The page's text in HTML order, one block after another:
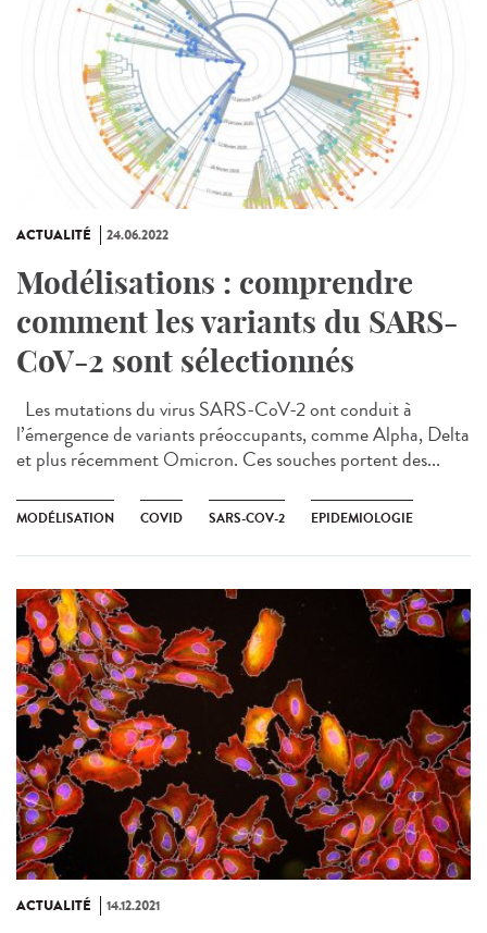
ACTUALITÉ 24.06.2022
Modélisations : comprendre
comment les variants du SARS-
CoV-2 sont sélectionnés
Les mutations du virus SARS-CoV-2 ont conduit à
l’émergence de variants préoccupants, comme Alpha, Delta
et plus récemment Omicron. Ces souches portent des...
MODÉLISATION COVID SARS-COV-2 EPIDEMIOLOGIE
ACTUALITÉ 14.12.2021